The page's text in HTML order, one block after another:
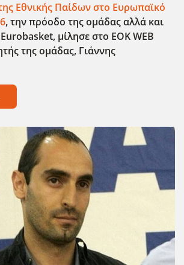
Εθνικής Παίδων στο Ευρωπαϊκό
, την πρόοδο της ομάδας αλλά και
, μίλησε στο EOKWEB
της ομάδας, Γιάννης